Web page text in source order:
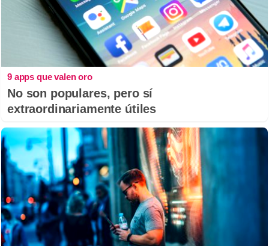
9 apps que valen oro
No son populares, pero sí
extraordinariamente útiles